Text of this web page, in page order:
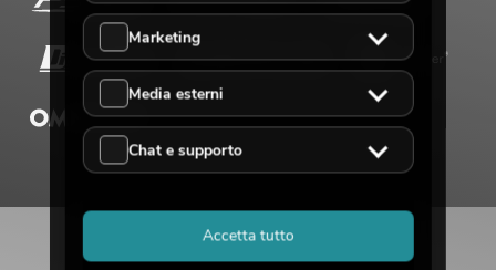
Marketing
Media esterni
Chat e supporto
Accetta tutto